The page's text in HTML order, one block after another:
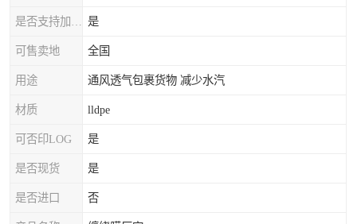
是
可售卖地 全国
用途 通风透气包裹货物 减少水汽
材质 lldpe
可否印LOG 是
是否现货 是
是否进口 否